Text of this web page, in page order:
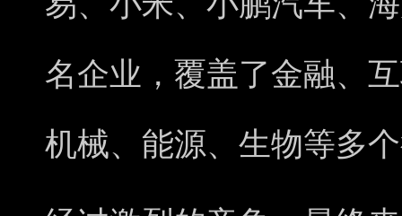
名企业，覆盖了金融、
机械、能源、生物等多